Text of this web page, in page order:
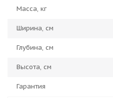
Масса, кг
Ширина, см
Глубина, см
Высота, см
Гарантия